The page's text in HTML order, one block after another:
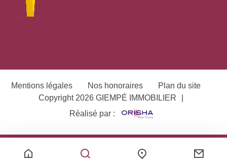
Mentions légales Nos honoraires
Plan du site
Copyright 2026 GIEMPÉ IMMOBILIER
Réalisé par :